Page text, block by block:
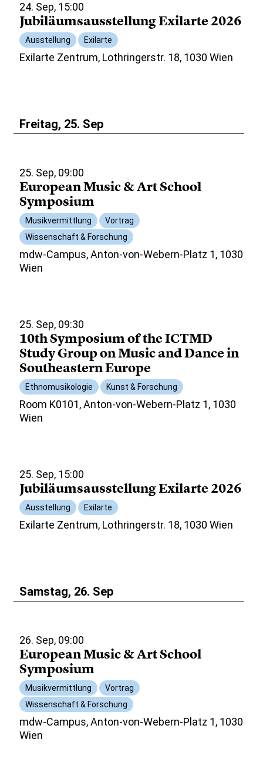
24. Sep, 15:00
Jubiläumsausstellung Exilarte 2026
Ausstellung Exilarte
Exilarte Zentrum, Lothringerstr. 18, 1030 Wien
Freitag, 25. Sep
25. Sep, 09:00
European Music & Art School
Symposium
Musikvermittlung
Vortrag
Wissenschaft & Forschung
mdw-Campus, Anton-von-Webern-Platz 1, 1030
Wien
25. Sep, 09:30
10th Symposium of the ICTMD
Study Group on Music and Dance in
Southeastern Europe
Ethnomusikologie Kunst & Forschung
Room K0101, Anton-von-Webern-Platz 1, 1030
Wien
25. Sep, 15:00
Jubiläumsausstellung Exilarte 2026
Ausstellung Exilarte
Exilarte Zentrum, Lothringerstr. 18, 1030 Wien
Samstag, 26. Sep
26. Sep, 09:00
European Music & Art School
Symposium
Musikvermittlung
Vortrag
Wissenschaft & Forschung
mdw-Campus, Anton-von-Webern-Platz 1, 1030
Wien